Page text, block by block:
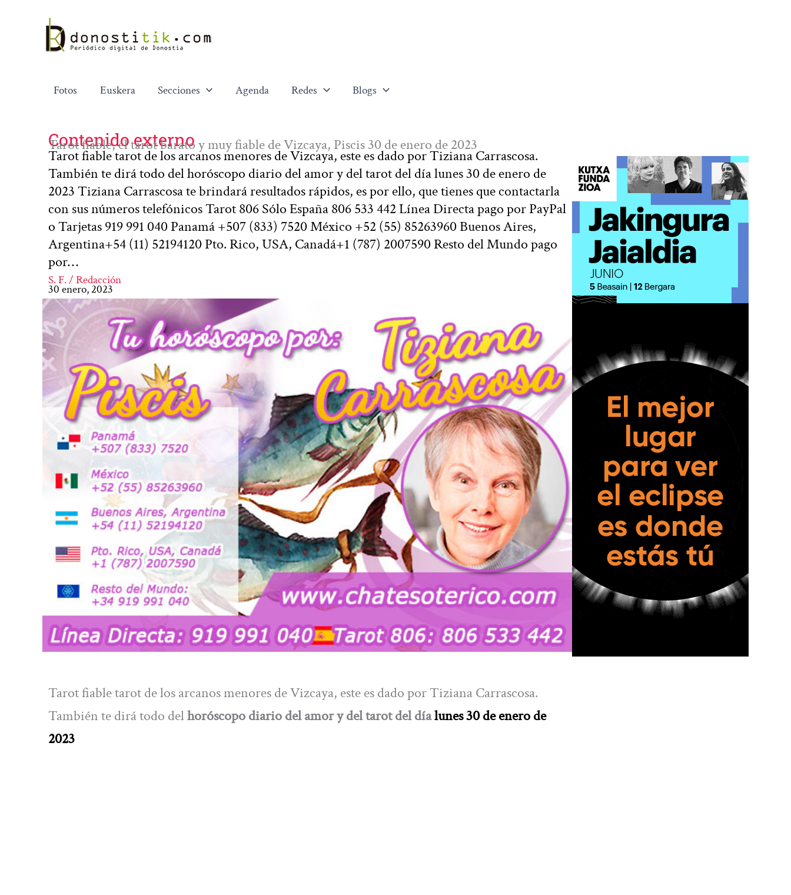
contenido
Fotos Euskera Secciones Agenda Redes Blogs
Contenido externo
Tarot fiable, el tarot barato y muy fiable de Vizcaya, Piscis 30 de enero de 2023
Tarot fiable tarot de los arcanos menores de Vizcaya, este es dado por Tiziana Carrascosa.
También te dirá todo del horóscopo diario del amor y del tarot del día lunes 30 de enero de
2023 Tiziana Carrascosa te brindará resultados rápidos, es por ello, que tienes que contactarla
con sus números telefónicos Tarot 806 Sólo España 806 533 442 Línea Directa pago por PayPal
o Tarjetas 919 991 040 Panamá +507 (833) 7520 México +52 (55) 85263960 Buenos Aires,
Argentina+54 (11) 52194120 Pto. Rico, USA, Canadá+1 (787) 2007590 Resto del Mundo pago
por…
S. F. / Redacción
30 enero, 2023
Tarot fiable tarot de los arcanos menores de Vizcaya, este es dado por Tiziana Carrascosa.
También te dirá todo delhoróscopo diario del amor y del tarot del díalunes 30 de enero de
2023